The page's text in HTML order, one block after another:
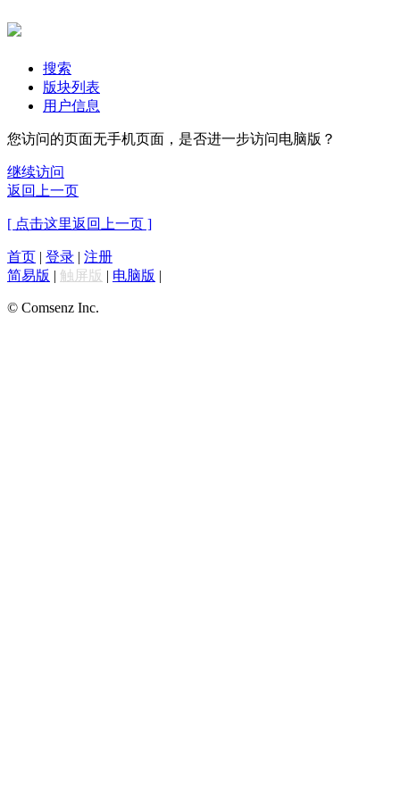
搜索
版块列表
用户信息
您访问的页面无手机页面，是否进一步访问电脑版？
继续访问
返回上一页
[ 点击这里返回上一页 ]
首页 | 登录 | 注册
简易版 | 触屏版 | 电脑版 |
© Comsenz Inc.